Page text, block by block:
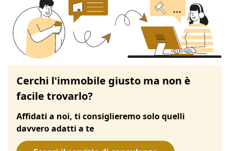
Cerchi l'immobile giusto ma non è
facile trovarlo?
Affidati a noi, ti consiglieremo solo quelli
davvero adatti a te